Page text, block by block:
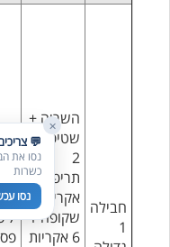
חבילה
1
השריה +
שטיפה:
2
תריפסים
אקרית
שקופה 1
6 אקריות
7 כנימות עלה
כשרויות מומלצות
✕
💬
נסו את
כשרות
נסו